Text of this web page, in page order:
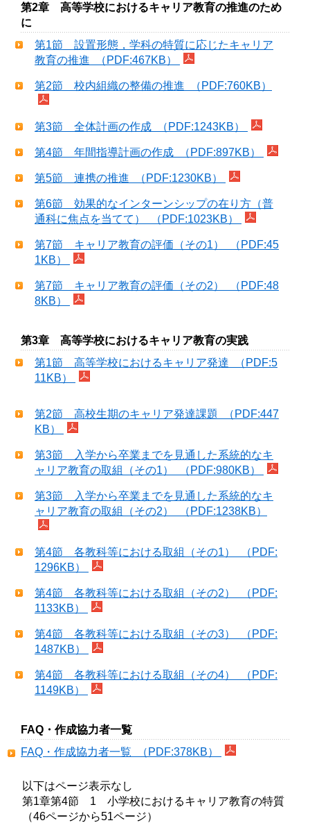
第2章 高等学校におけるキャリア教育の推進のため
に
第1節 設置形態，学科の特質に応じたキャリア
教育の推進 （PDF:467KB）
第2節 校内組織の整備の推進 （PDF:760KB）
第3節 全体計画の作成 （PDF:1243KB）
第4節 年間指導計画の作成 （PDF:897KB）
第5節 連携の推進 （PDF:1230KB）
第6節 効果的なインターンシップの在り方（普
通科に焦点を当てて） （PDF:1023KB）
第7節 キャリア教育の評価（その1） （PDF:45
1KB）
第7節 キャリア教育の評価（その2） （PDF:48
8KB）
第3章 高等学校におけるキャリア教育の実践
第1節 高等学校におけるキャリア発達 （PDF:5
11KB）
第2節 高校生期のキャリア発達課題 （PDF:447
KB）
第3節 入学から卒業までを見通した系統的なキ
ャリア教育の取組（その1） （PDF:980KB）
第3節 入学から卒業までを見通した系統的なキ
ャリア教育の取組（その2） （PDF:1238KB）
第4節 各教科等における取組（その1） （PDF:
1296KB）
第4節 各教科等における取組（その2） （PDF:
1133KB）
第4節 各教科等における取組（その3） （PDF:
1487KB）
第4節 各教科等における取組（その4） （PDF:
1149KB）
FAQ・作成協力者一覧
FAQ・作成協力者一覧 （PDF:378KB）
以下はページ表示なし
第1章第4節　1　小学校におけるキャリア教育の特質
（46ページから51ページ）